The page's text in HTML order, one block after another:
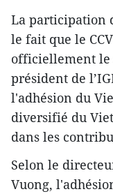
La participation
le fait que le
officiellement le
président de
l'adhésion du
diversifié du
dans les
Selon le
Vuong,